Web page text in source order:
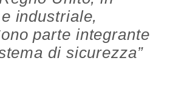
industriale,
parte integrante
di sicurezza”